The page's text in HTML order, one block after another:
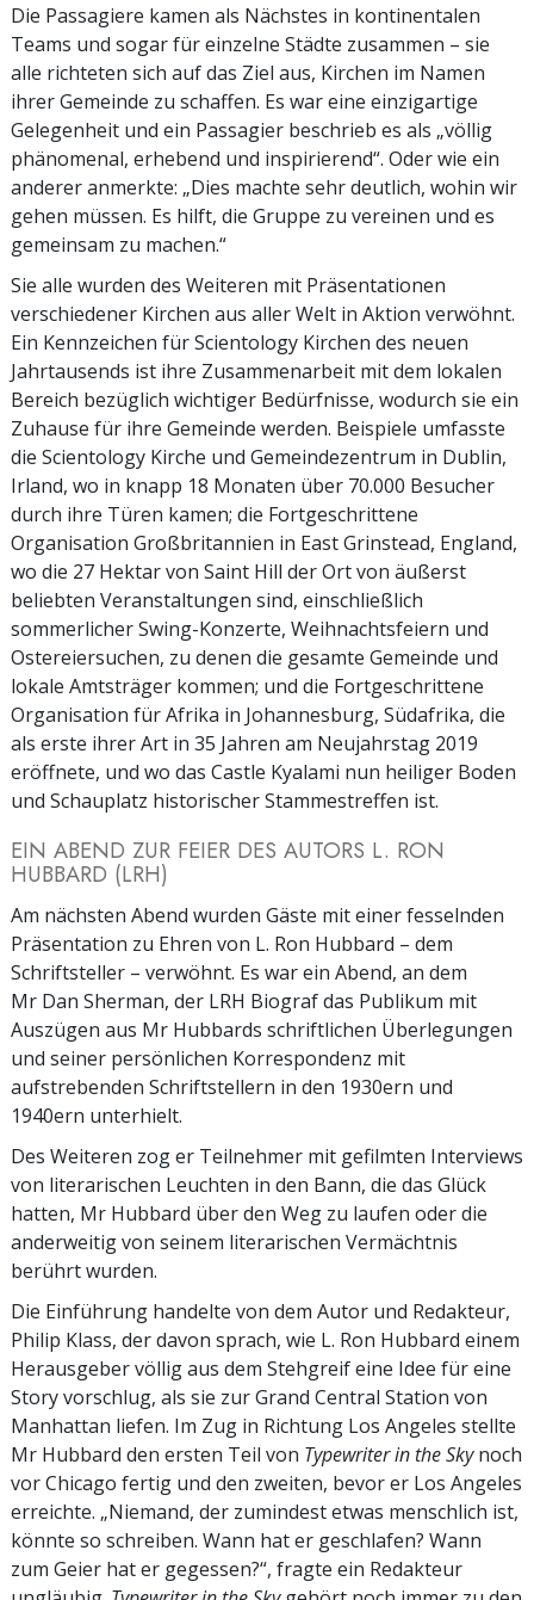
Die Passagiere kamen als Nächstes in kontinentalen
Teams und sogar für einzelne Städte zusammen – sie
alle richteten sich auf das Ziel aus, Kirchen im Namen
ihrer Gemeinde zu schaffen. Es war eine einzigartige
Gelegenheit und ein Passagier beschrieb es als „völlig
phänomenal, erhebend und inspirierend“. Oder wie ein
anderer anmerkte: „Dies machte sehr deutlich, wohin wir
gehen müssen. Es hilft, die Gruppe zu vereinen und es
gemeinsam zu machen.“
Sie alle wurden des Weiteren mit Präsentationen
verschiedener Kirchen aus aller Welt in Aktion verwöhnt.
Ein Kennzeichen für Scientology Kirchen des neuen
Jahrtausends ist ihre Zusammenarbeit mit dem lokalen
Bereich bezüglich wichtiger Bedürfnisse, wodurch sie ein
Zuhause für ihre Gemeinde werden. Beispiele umfasste
die Scientology Kirche und Gemeindezentrum in Dublin,
Irland, wo in knapp 18 Monaten über 70.000 Besucher
durch ihre Türen kamen; die Fortgeschrittene
Organisation Großbritannien in East Grinstead, England,
wo die 27 Hektar von Saint Hill der Ort von äußerst
beliebten Veranstaltungen sind, einschließlich
sommerlicher Swing-Konzerte, Weihnachtsfeiern und
Ostereiersuchen, zu denen die gesamte Gemeinde und
lokale Amtsträger kommen; und die Fortgeschrittene
Organisation für Afrika in Johannesburg, Südafrika, die
als erste ihrer Art in 35 Jahren am Neujahrstag 2019
eröffnete, und wo das Castle Kyalami nun heiliger Boden
und Schauplatz historischer Stammestreffen ist.
EIN ABEND ZUR FEIER DES AUTORS L. RON
HUBBARD (LRH)
Am nächsten Abend wurden Gäste mit einer fesselnden
Präsentation zu Ehren von L. Ron Hubbard – dem
Schriftsteller – verwöhnt. Es war ein Abend, an dem
Mr Dan Sherman, der LRH Biograf das Publikum mit
Auszügen aus Mr Hubbards schriftlichen Überlegungen
und seiner persönlichen Korrespondenz mit
aufstrebenden Schriftstellern in den 1930ern und
1940ern unterhielt.
Des Weiteren zog er Teilnehmer mit gefilmten Interviews
von literarischen Leuchten in den Bann, die das Glück
hatten, Mr Hubbard über den Weg zu laufen oder die
anderweitig von seinem literarischen Vermächtnis
berührt wurden.
Die Einführung handelte von dem Autor und Redakteur,
Philip Klass, der davon sprach, wie L. Ron Hubbard einem
Herausgeber völlig aus dem Stehgreif eine Idee für eine
Story vorschlug, als sie zur Grand Central Station von
Manhattan liefen. Im Zug in Richtung Los Angeles stellte
Mr Hubbard den ersten Teil von Typewriter in the Skynoch
vor Chicago fertig und den zweiten, bevor er Los Angeles
erreichte. „Niemand, der zumindest etwas menschlich ist,
könnte so schreiben. Wann hat er geschlafen? Wann
zum Geier hat er gegessen?“, fragte ein Redakteur